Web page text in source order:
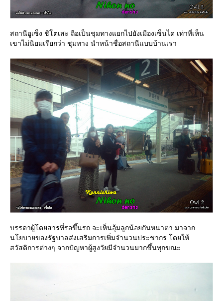
สถานีอูเซ็ง ชิโตเสะ ถือเป็นชุมทางแยกไปยังเมืองเซ็นได เท่าที่เห็น
เขาไม่นิยมเรียกว่า ชุมทาง นำหน้าชื่อสถานีแบบบ้านเรา
บรรดาผู้โดยสารที่รอขึ้นรถ จะเห็นอุ้มลูกน้อยกันหนาตา มาจาก
นโยบายของรัฐบาลส่งเสริมการเพิ่มจำนวนประชากร โดยให้
สวัสดิการต่างๆ จากปัญหาผู้สูงวัยมีจำนวนมากขึ้นทุกขณะ